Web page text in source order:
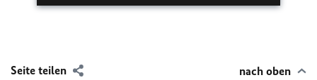
Seite teilen nach oben